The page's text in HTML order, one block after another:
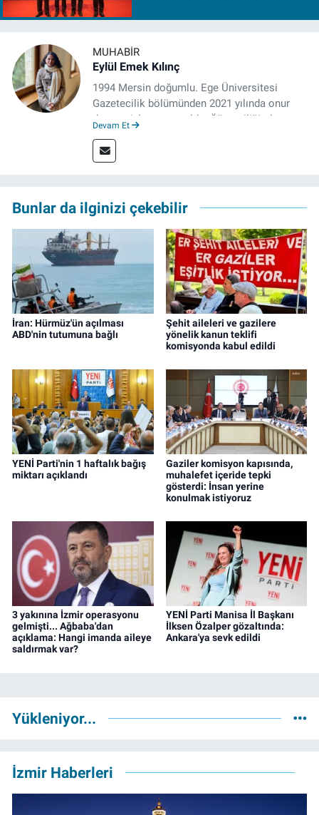
MUHABIR
Eylül Emek Kılınç
1994 Mersin doğumlu. Ege Üniversitesi
Gazetecilik bölümünden 2021 yılında onur
derecesiyle mezun oldu. Öğrenciliğinde
deneyimin dışında kapatılana kadar Artı TV
ve TELE1 TV Ankara bürolarında editör ve
Devam Et
Bunlar da ilginizi çekebilir
İran: Hürmüz'ün açılması
ABD'nin tutumuna bağlı
Şehit aileleri ve gazilere
yönelik kanun teklifi
komisyonda kabul edildi
YENİ Parti'nin 1 haftalık bağış
miktarı açıklandı
Gaziler komisyon kapısında,
muhalefet içeride tepki
gösterdi: İnsan yerine
konulmak istiyoruz
3 yakınına İzmir operasyonu
gelmişti... Ağbaba'dan
açıklama: Hangi imanda aileye
saldırmak var?
YENİ Parti Manisa İl Başkanı
İlksen Özalper gözaltında:
Ankara'ya sevk edildi
Yükleniyor...
İzmir Haberleri